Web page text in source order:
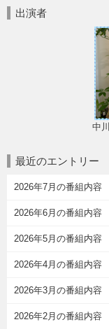
出演者
中
最近のエントリー
2026年7月の番組内容
2026年6月の番組内容
2026年5月の番組内容
2026年4月の番組内容
2026年3月の番組内容
2026年2月の番組内容